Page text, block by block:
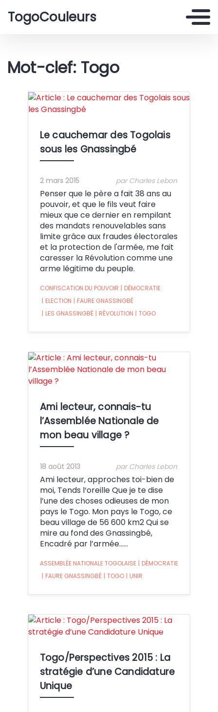
TogoCouleurs
Mot-clef: Togo
Le cauchemar des Togolais
sous les Gnassingbé
2 mars 2015 par Charles Lebon
Penser que le père a fait 38 ans au
pouvoir, et que le fils veut faire
mieux que ce dernier en rempilant
des mandats renouvelables sans
limite grâce aux fraudes électorales
et la protection de l'armée, me fait
caresser la Révolution comme une
arme légitime du peuple.
CONFISCATION DU POUVOIR | DÉMOCRATIE
| ELECTION | FAURE GNASSINGBÉ
| LES GNASSINGBÉ | RÉVOLUTION | TOGO
Ami lecteur, connais-tu
l’Assemblée Nationale de
mon beau village ?
18 août 2013 par Charles Lebon
Ami lecteur, approches toi-bien de
moi, Tends l‘oreille Que je te dise
l’une des choses odieuses de mon
pays le Togo. Mon pays le Togo, ce
beau village de 56 600 km2 Qui se
mire au fond des Gnassingbé,
Encadré par l’armée......
ASSEMBLÉE NATIONALE TOGOLAISE | DÉMOCRATIE
| FAURE GNASSINGBÉ | TOGO | UNIR
Crédit:
Togo/Perspectives 2015 : La
stratégie d’une Candidature
Unique